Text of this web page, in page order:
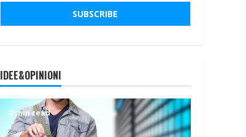
IDEE&OPINIONI
2 min read